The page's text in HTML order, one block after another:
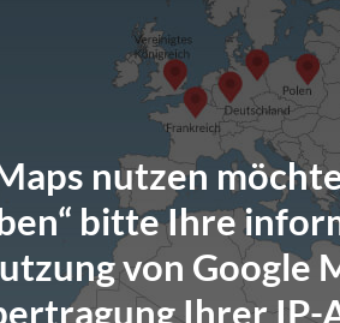
nutzen
bitte Ihre
von Google
Ihrer IP-